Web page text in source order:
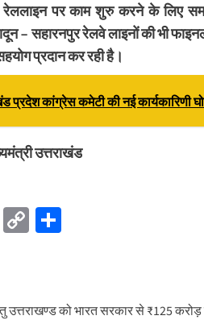
रेललाइन पर काम शुरु करने के लिए
– सहारनपुर रेलवे लाइनों की भी
प्रदान कर रही है।
प्रदेश कांग्रेस कमेटी की नई
उत्तराखंड
Twitter
Copy
को भारत सरकार से ₹125